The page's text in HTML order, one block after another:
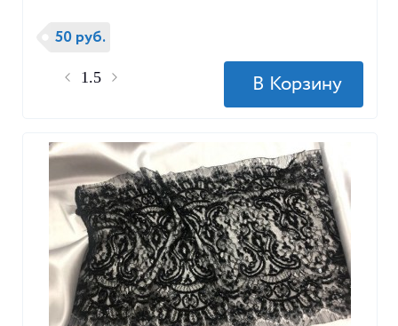
50 руб.